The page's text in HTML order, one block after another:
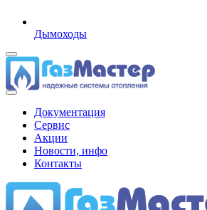
Дымоходы
Документация
Сервис
Акции
Новости, инфо
Контакты